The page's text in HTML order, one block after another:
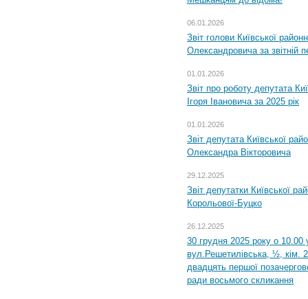
06.01.2026
Звіт голови Київської
Олександровича за звітній
01.01.2026
Звіт про роботу депутата
Ігоря Івановича за 2025 рік
01.01.2026
Звіт депутата Київської
Олександра Вікторовича
29.12.2025
Звіт депутатки Київської
Корольової-Буцко
26.12.2025
30 грудня 2025 року о 10.00
вул.Решетилівська, ½, кім.
двадцять першої
ради восьмого скликання